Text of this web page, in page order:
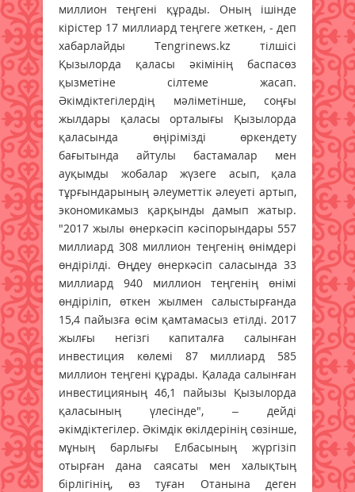
миллион теңгені құрады. Оның ішінде
кірістер 17 миллиард теңгеге жеткен, - деп
хабарлайды Tengrinews.kz тілшісі
Қызылорда қаласы әкімінің баспасөз
қызметіне сілтеме жасап.
Әкімдіктегілердің мәліметінше, соңғы
жылдары қаласы орталығы Қызылорда
қаласында өңірімізді өркендету
бағытында айтулы бастамалар мен
ауқымды жобалар жүзеге асып, қала
тұрғындарының әлеуметтік әлеуеті артып,
экономикамыз қарқынды дамып жатыр.
"2017 жылы өнеркәсіп кәсіпорындары 557
миллиард 308 миллион теңгенің өнімдері
өндірілді. Өңдеу өнеркәсіп саласында 33
миллиард 940 миллион теңгенің өнімі
өндіріліп, өткен жылмен салыстырғанда
15,4 пайызға өсім қамтамасыз етілді. 2017
жылғы негізгі капиталға салынған
инвестиция көлемі 87 миллиард 585
миллион теңгені құрады. Қалада салынған
инвестицияның 46,1 пайызы Қызылорда
қаласының үлесінде", – дейді
әкімдіктегілер. Әкімдік өкілдерінің сөзінше,
мұның барлығы Елбасының жүргізіп
отырған дана саясаты мен халықтың
бірлігінің, өз туған Отанына деген